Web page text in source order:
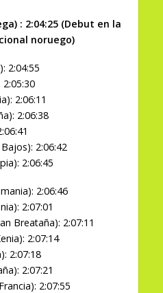
: 2:04:25 (Debut en la
noruego)
2:04:55
2:05:30
2:06:11
2:06:38
2:06:42
2:06:45
2:06:46
2:07:01
Breataña): 2:07:11
2:07:14
2:07:18
2:07:21
2:07:55